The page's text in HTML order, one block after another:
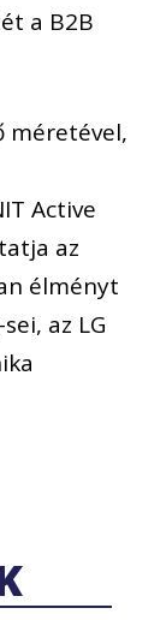
a B2B
méretével,
Active
az
élményt
az LG